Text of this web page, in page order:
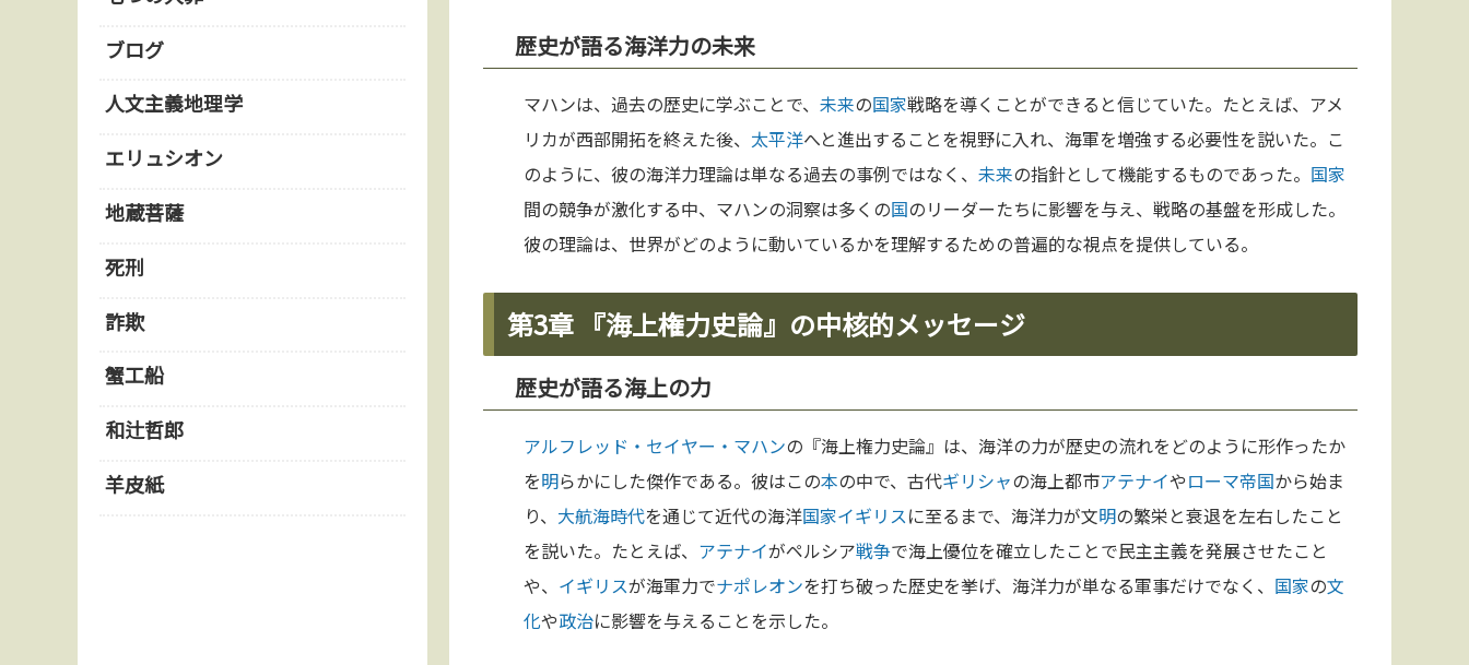
歴史が語る海洋力の未来
マハンは、過去の歴史に学ぶことで、 未来の国家戦略を導くことができると信じていた。たとえば、アメ
リカが西部開拓を終えた後、 太平洋へと進出することを視野に入れ、海軍を増強する必要性を説いた。こ
のように、彼の海洋力理論は単なる過去の事例ではなく、 未来の指針として機能するものであった。 国家
間の競争が激化する中、マハンの洞察は多くの国のリーダーたちに影響を与え、戦略の基盤を形成した。
彼の理論は、世界がどのように動いているかを理解するための普遍的な視点を提供している。
第3章 『海上権力史論』の中核的メッセージ
歴史が語る海上の力
アルフレッド・セイヤー・マハンの『海上権力史論』は、海洋の力が歴史の流れをどのように形作ったか
を明らかにした傑作である。彼はこの本の中で、古代ギリシャの海上都市アテナイやローマ帝国から始ま
り、 大航海時代を通じて近代の海洋国家イギリスに至るまで、海洋力が文明の繁栄と衰退を左右したこと
を説いた。たとえば、 アテナイがペルシア戦争で海上優位を確立したことで民主主義を発展させたこと
や、 イギリスが海軍力でナポレオンを打ち破った歴史を挙げ、海洋力が単なる軍事だけでなく、 国家の文
化や政治に影響を与えることを示した。
ブログ
人文主義地理学
エリュシオン
地蔵菩薩
死刑
詐欺
蟹工船
和辻哲郎
羊皮紙